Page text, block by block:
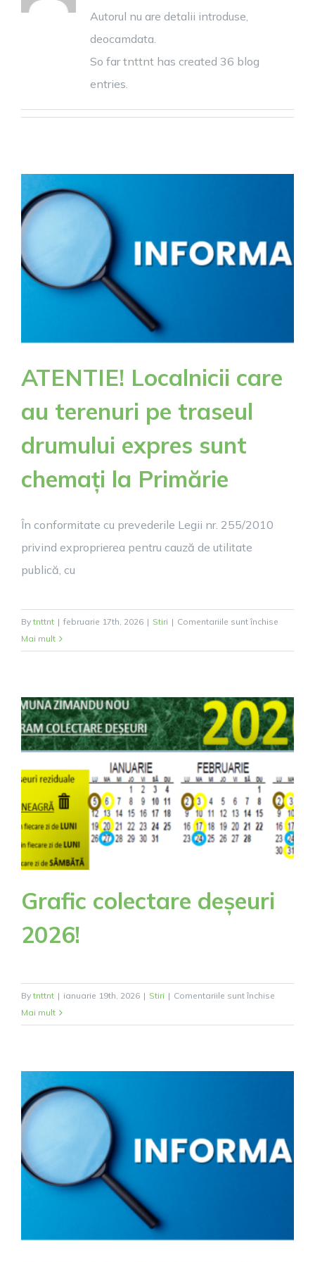
Autorul nu are detalii introduse,
deocamdata.
So far tnttnt has created 36 blog
entries.
ATENTIE! Localnicii care
au terenuri pe traseul
drumului expres sunt
chemați la Primărie
În conformitate cu prevederile Legii nr. 255/2010
privind exproprierea pentru cauză de utilitate
publică, cu
By tnttnt | februarie 17th, 2026 | Stiri | Comentariile sunt închise
Localnicii
terenuri
pe
traseul
drumului
sunt
chemați
la
Primărie
Mai mult
Grafic colectare deșeuri
2026!
By tnttnt | ianuarie 19th, 2026 | Stiri | Comentariile sunt închise
colectare
Mai mult